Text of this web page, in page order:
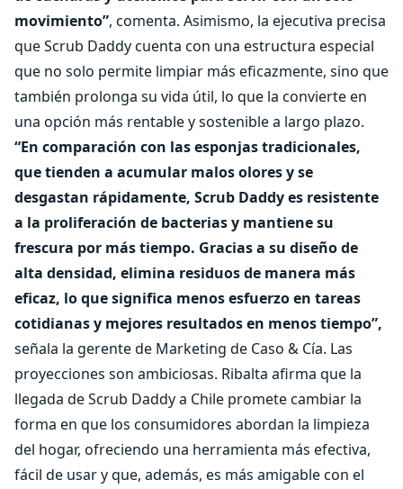
movimiento”, comenta. Asimismo, la ejecutiva precisa
que Scrub Daddy cuenta con una estructura especial
que no solo permite limpiar más eficazmente, sino que
también prolonga su vida útil, lo que la convierte en
una opción más rentable y sostenible a largo plazo.
“En comparación con las esponjas tradicionales,
que tienden a acumular malos olores y se
desgastan rápidamente, Scrub Daddy es resistente
a la proliferación de bacterias y mantiene su
frescura por más tiempo. Gracias a su diseño de
alta densidad, elimina residuos de manera más
eficaz, lo que significa menos esfuerzo en tareas
cotidianas y mejores resultados en menos tiempo”,
señala la gerente de Marketing de Caso & Cía. Las
proyecciones son ambiciosas. Ribalta afirma que la
llegada de Scrub Daddy a Chile promete cambiar la
forma en que los consumidores abordan la limpieza
del hogar, ofreciendo una herramienta más efectiva,
fácil de usar y que, además, es más amigable con el